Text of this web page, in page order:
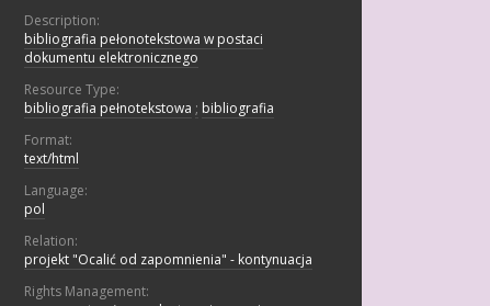
Description:
bibliografia pełonotekstowa w postaci
dokumentu elektronicznego
Resource Type:
bibliografia pełnotekstowa ; bibliografia
Format:
text/html
Language:
pol
Relation:
projekt "Ocalić od zapomnienia" - kontynuacja
Rights Management: